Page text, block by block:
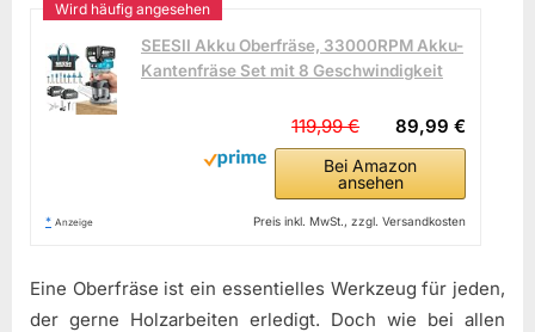
SEESII Akku Oberfräse, 33000RPM Akku-
Kantenfräse Set mit 8 Geschwindigkeit
89,99 €
119,99 €
Bei Amazon
ansehen
* Anzeige Preis inkl. MwSt., zzgl. Versandkosten
Eine Oberfräse ist ein essentielles Werkzeug für jeden,
der gerne Holzarbeiten erledigt. Doch wie bei allen